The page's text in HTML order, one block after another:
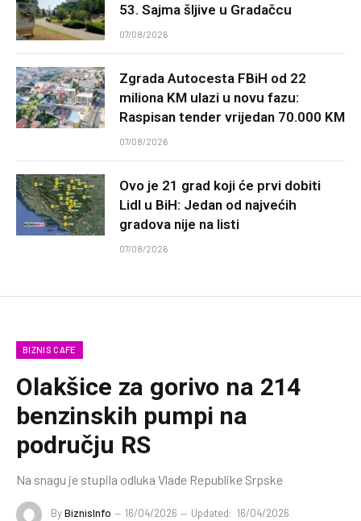
53. Sajma šljive u Gradačcu
07/08/2026
Zgrada Autocesta FBiH od 22
miliona KM ulazi u novu fazu:
Raspisan tender vrijedan 70.000 KM
07/08/2026
Ovo je 21 grad koji će prvi dobiti
Lidl u BiH: Jedan od najvećih
gradova nije na listi
07/08/2026
BIZNIS CAFE
Olakšice za gorivo na 214
benzinskih pumpi na
području RS
Na snagu je stupila odluka Vlade Republike Srpske
ByBiznisInfo 16/04/2026 Updated: 16/04/2026